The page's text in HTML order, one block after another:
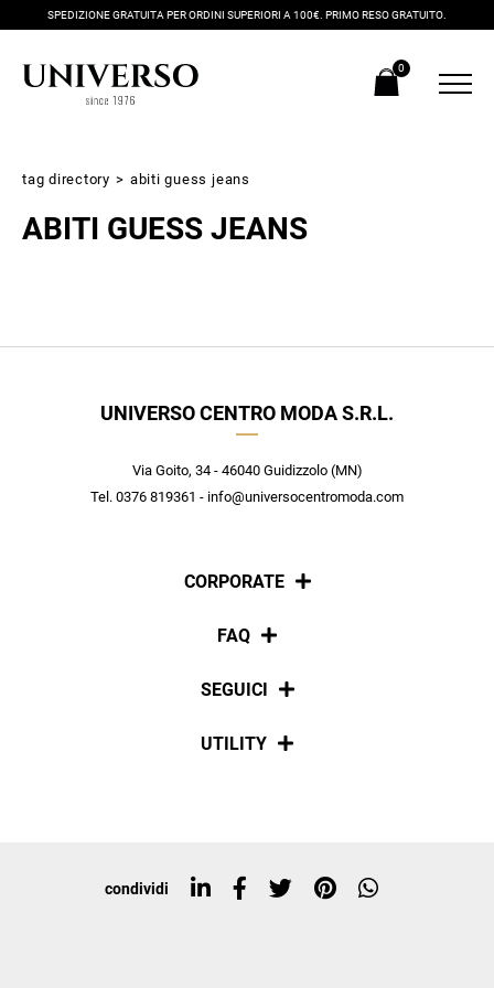
SPEDIZIONE GRATUITA PER ORDINI SUPERIORI A 100€. PRIMO RESO GRATUITO.
0
tag directory > abiti guess jeans
ABITI GUESS JEANS
UNIVERSO CENTRO MODA S.R.L.
Via Goito, 34 - 46040 Guidizzolo (MN)
Tel. 0376 819361 - info@universocentromoda.com
CORPORATE
Chi siamo
FAQ
Pagamenti
SEGUICI
Social
UTILITY
Top ricerche
condividi
Ricevi subito il tuo promocode con lo sconto del 20% su tutti i
nuovi arrivi utilizzabile anche in negozio!
scopri in anteprima le offerte in esclusiva a te riservate.